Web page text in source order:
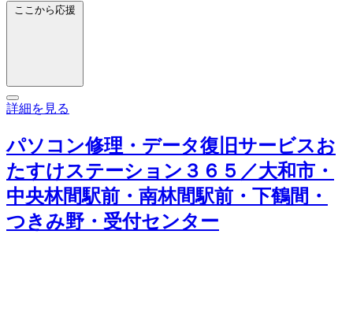
ここから応援
詳細を見る
パソコン修理・データ復旧サービスお
たすけステーション３６５／大和市・
中央林間駅前・南林間駅前・下鶴間・
つきみ野・受付センター